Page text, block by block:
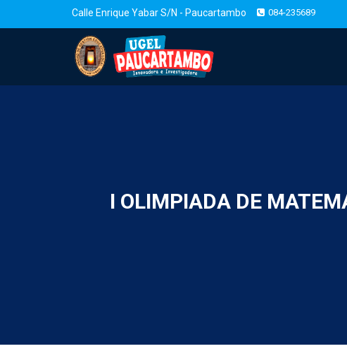
Calle Enrique Yabar S/N - Paucartambo 084-235689
I OLIMPIADA DE